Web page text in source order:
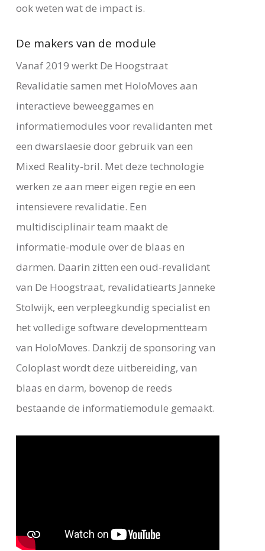
ook weten wat de impact is.
De makers van de module
Vanaf 2019 werkt De Hoogstraat
Revalidatie samen met HoloMoves aan
interactieve beweeggames en
informatiemodules voor revalidanten met
een dwarslaesie door gebruik van een
Mixed Reality-bril. Met deze technologie
werken ze aan meer eigen regie en een
intensievere revalidatie. Een
multidisciplinair team maakt de
informatie-module over de blaas en
darmen. Daarin zitten een oud-revalidant
van De Hoogstraat, revalidatiearts Janneke
Stolwijk, een verpleegkundig specialist en
het volledige software developmentteam
van HoloMoves. Dankzij de sponsoring van
Coloplast wordt deze uitbereiding, van
blaas en darm, bovenop de reeds
bestaande de informatiemodule gemaakt.